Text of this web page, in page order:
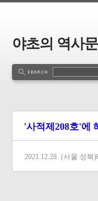
야초의 역사
'사적제208호'에
2021.12.28 (서울 성북